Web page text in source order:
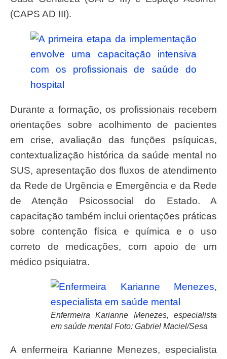
(CAPS AD III).
Durante a formação, os profissionais recebem
orientações sobre acolhimento de pacientes
em crise, avaliação das funções psíquicas,
contextualização histórica da saúde mental no
SUS, apresentação dos fluxos de atendimento
da Rede de Urgência e Emergência e da Rede
de Atenção Psicossocial do Estado. A
capacitação também inclui orientações práticas
sobre contenção física e química e o uso
correto de medicações, com apoio de um
médico psiquiatra.
Enfermeira Karianne Menezes, especialista
em saúde mental Foto: Gabriel Maciel/Sesa
A enfermeira Karianne Menezes, especialista